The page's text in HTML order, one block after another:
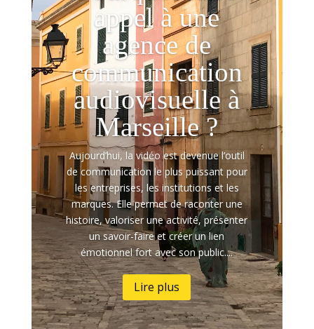
appel à une
agence de
communication
audiovisuelle à
Marseille ?
Aujourd’hui, la vidéo est devenue l’outil
de communication le plus puissant pour
les entreprises, les institutions et les
marques. Elle permet de raconter une
histoire, valoriser une activité, présenter
un savoir-faire et créer un lien
émotionnel fort avec son public....
Lire plus